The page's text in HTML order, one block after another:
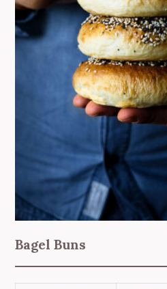
Bagel Buns